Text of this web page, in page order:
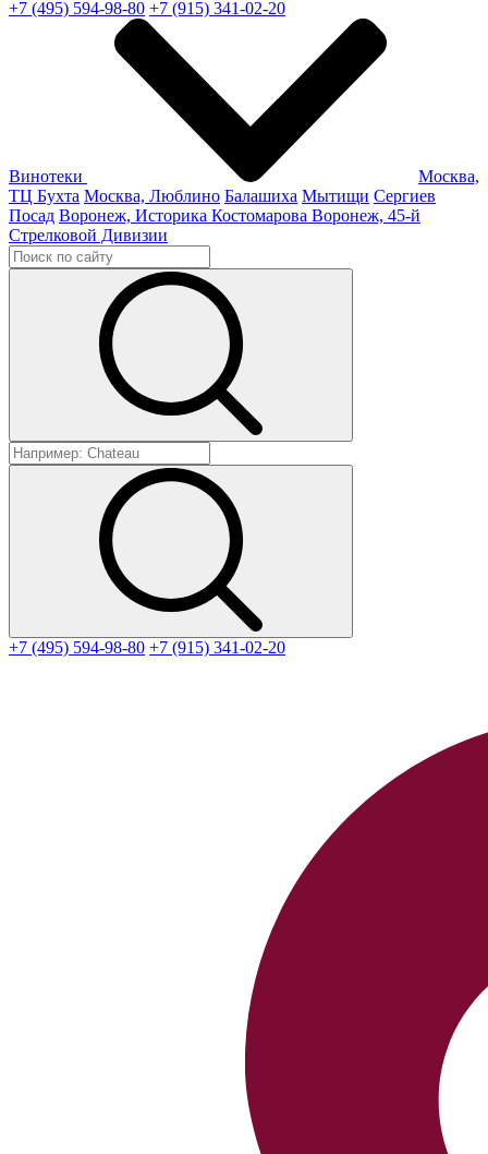
+7 (495) 594-98-80 +7 (915) 341-02-20
Винотеки
Москва,
ТЦ Бухта Москва, Люблино Балашиха Мытищи Сергиев
Посад Воронеж, Историка Костомарова Воронеж, 45-й
Стрелковой Дивизии
+7 (495) 594-98-80 +7 (915) 341-02-20